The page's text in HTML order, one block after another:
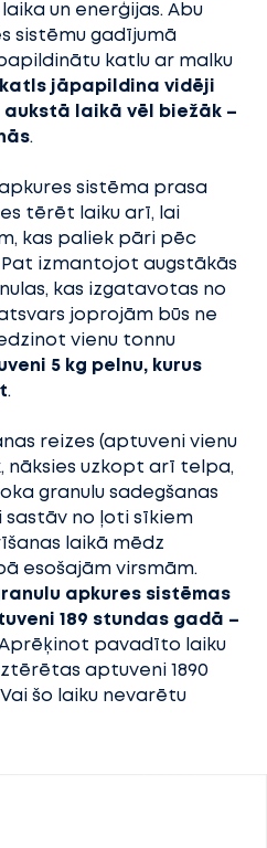
un enerģijas. Abu
sistēmu gadījumā
katlu ar malku
jāpapildina vidēji
laikā vēl biežāk –
.
sistēma prasa
tērēt laiku arī, lai
kas paliek pāri pēc
Pat izmantojot augstākās
kas izgatavotas no
joprojām būs ne
vienu tonnu
5 kg pelnu, kurus
.
reizes (aptuveni vienu
nāksies uzkopt arī telpa,
granulu sadegšanas
sastāv no ļoti sīkiem
laikā mēdz
esošajām virsmām.
apkures sistēmas
189 stundas gadā –
pavadīto laiku
aptuveni 1890
šo laiku nevarētu